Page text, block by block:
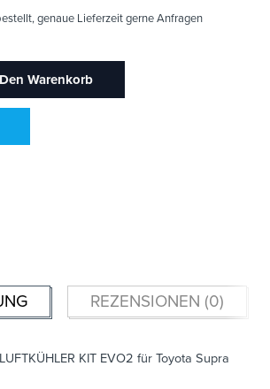
genaue Lieferzeit gerne Anfragen
Warenkorb
REZENSIONEN (0)
KIT EVO2 für Toyota Supra